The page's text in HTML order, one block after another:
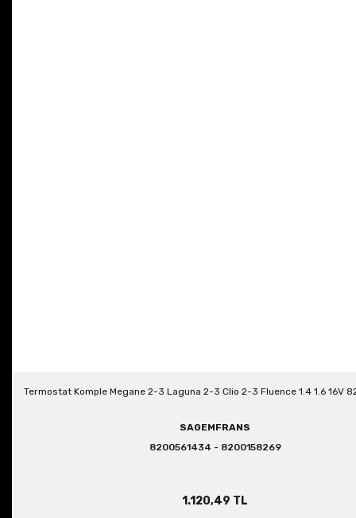
Termostat Komple Megane 2-3 Laguna 2-3 Clio 2-3 Fluence 1.4 1.6 16V
SAGEMFRANS
8200561434 - 8200158269
1.120,49 TL